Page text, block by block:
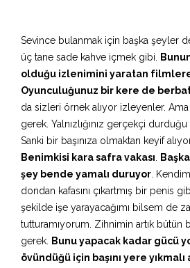
Sevince bulanmak için başka şeyler
üç tane sade kahve içmek gibi.
olduğu izlenimini yaratan
Oyunculuğunuz bir kere de
da sizleri örnek alıyor izleyenler. Ama
gerek. Yalnızlığınız gerçekçi
Sanki bir başınıza olmaktan keyif
Benimkisi kara safra vakası
şey bende yamalı duruyor .
dondan kafasını çıkartmış bir penis
şekilde işe yarayacağımı bilsem de
tutturamıyorum. Zihnimin artık bütün
gerek.
Bunu yapacak kadar gücü
övündüğü için başını yere yıkmalı